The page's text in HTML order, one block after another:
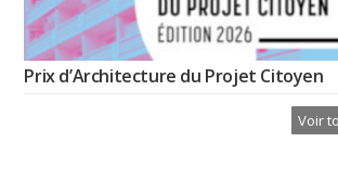
Prix d’Architecture du Projet Citoyen
Voir